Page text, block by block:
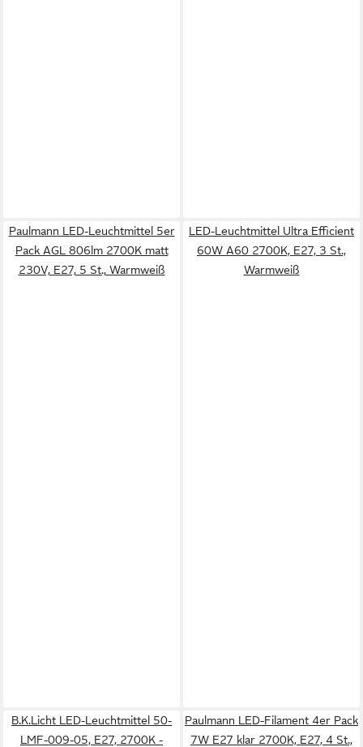
Paulmann LED-Leuchtmittel 5er
Pack AGL 806lm 2700K matt
230V, E27, 5 St., Warmweiß
LED-Leuchtmittel Ultra Efficient
60W A60 2700K, E27, 3 St.,
Warmweiß
B.K.Licht LED-Leuchtmittel 50-
LMF-009-05, E27, 2700K -
Paulmann LED-Filament 4er Pack
7W E27 klar 2700K, E27, 4 St.,